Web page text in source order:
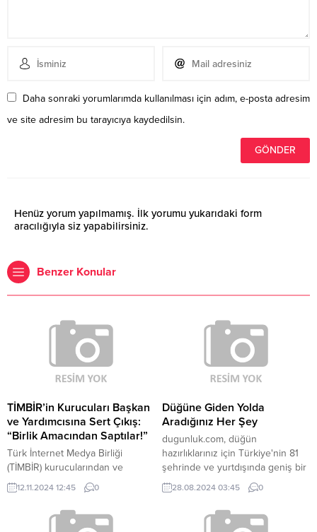
Daha sonraki yorumlarımda kullanılması için adım, e-posta adresim
ve site adresim bu tarayıcıya kaydedilsin.
Henüz yorum yapılmamış. İlk yorumu yukarıdaki form
aracılığıyla siz yapabilirsiniz.
Benzer Konular
TİMBİR’in Kurucuları Başkan
ve Yardımcısına Sert Çıkış:
“Birlik Amacından Saptılar!”
Türk İnternet Medya Birliği
(TİMBİR) kurucularından ve
üyelerinden gelen son açıklama,
medya dünyasında büyük yankı
uyandırdı. Birlik ve Başkan
Süleyman BASA hakkında
12.11.2024 12:45 0
Düğüne Giden Yolda
Aradığınız Her Şey
dugunluk.com, düğün
hazırlıklarınız için Türkiye'nin 81
şehrinde ve yurtdışında geniş bir
hizmet ağı sunan kapsamlı bir
platformdur. Hayalinizdeki düğün
gününü mükemmel bir şekilde
planlamanıza yardımcı olmak
28.08.2024 03:45 0